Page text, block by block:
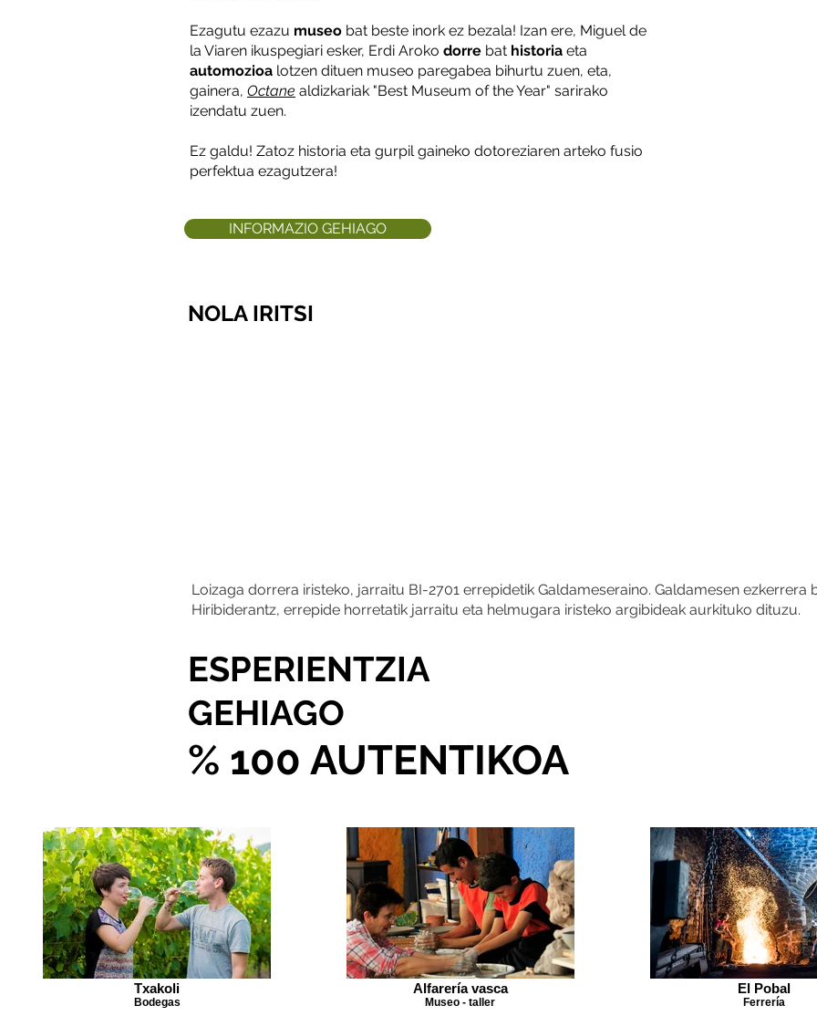
Ezagutu ezazu museo bat beste inork ez bezala! Izan ere, Miguel de
la Viaren ikuspegiari esker, Erdi Aroko dorre bat historia eta
automozioa lotzen dituen museo paregabea bihurtu zuen, eta,
gainera, Octane aldizkariak "Best Museum of the Year" sarirako
izendatu zuen.
Ez galdu! Zatoz historia eta gurpil gaineko dotoreziaren arteko fusio
perfektua ezagutzera!
INFORMAZIO GEHIAGO
NOLA IRITSI
Loizaga dorrera iristeko, jarraitu BI-2701 errepidetik Galdameseraino. Galdamesen ezkerrera
Hiribiderantz, errepide horretatik jarraitu eta helmugara iristeko argibideak aurkituko dituzu.
ESPERIENTZIA
GEHIAGO
% 100 AUTENTIKOA
Txakoli
Bodegas
Alfarería vasca
Museo - taller
El Pobal
Ferrería